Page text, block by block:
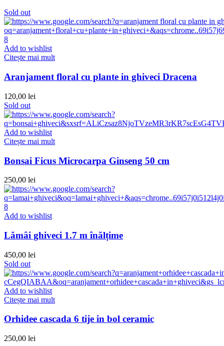
Sold out
Add to wishlist
Citește mai mult
Aranjament floral cu plante in ghiveci Dracena
120,00 lei
Sold out
Add to wishlist
Citește mai mult
Bonsai Ficus Microcarpa Ginseng 50 cm
250,00 lei
Add to wishlist
Lămâi ghiveci 1.7 m înălțime
450,00 lei
Sold out
Add to wishlist
Citește mai mult
Orhidee cascada 6 tije in bol ceramic
250,00 lei